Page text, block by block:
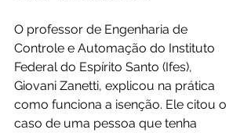
O professor de Engenharia de
Controle e Automação do Instituto
Federal do Espírito Santo (Ifes),
Giovani Zanetti, explicou na prática
como funciona a isenção. Ele citou o
caso de uma pessoa que tenha